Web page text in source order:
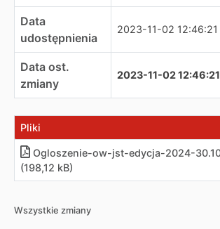
Data
udostępnienia
2023-11-02 12:46:21
Data ost.
zmiany
2023-11-02 12:46:21
Pliki
Ogloszenie-ow-jst-edycja-2024-
(198,12 kB)
Wszystkie zmiany